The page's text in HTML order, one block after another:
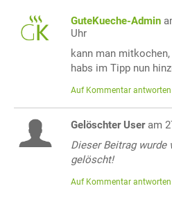
GuteKueche-Admin
Uhr
kann man
habs im Tipp nun
Auf Kommentar antworten
Gelöschter User am
Dieser Beitrag
gelöscht!
Auf Kommentar antworten